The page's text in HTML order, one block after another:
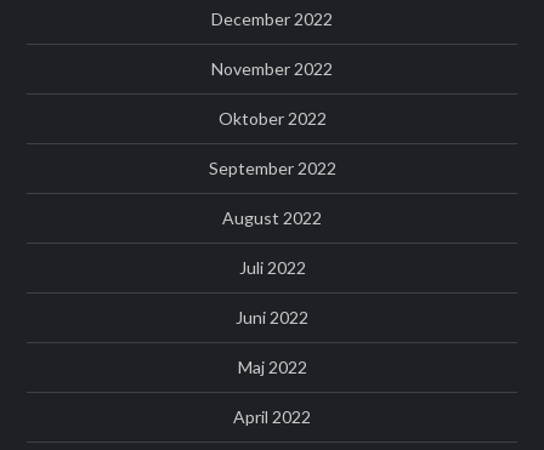
December 2022
November 2022
Oktober 2022
September 2022
August 2022
Juli 2022
Juni 2022
Maj 2022
April 2022